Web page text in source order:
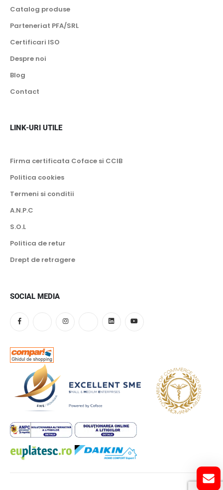
Catalog produse
Parteneriat PFA/SRL
Certificari ISO
Despre noi
Blog
Contact
LINK-URI UTILE
Firma certificata Coface si CCIB
Politica cookies
Termeni si conditii
A.N.P.C
S.O.L
Politica de retur
Drept de retragere
SOCIAL MEDIA